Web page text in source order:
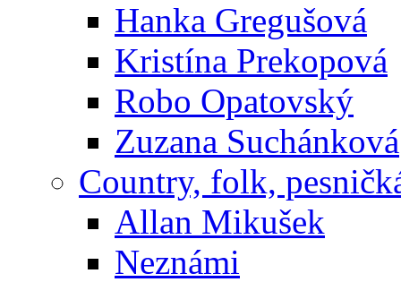
Hanka Gregušová
Kristína Prekopová
Robo Opatovský
Zuzana Suchánková
Country, folk,
Allan Mikušek
Neznámi